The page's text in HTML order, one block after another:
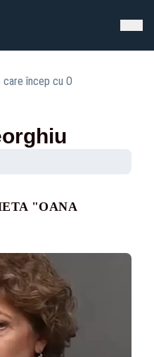
încep cu O
"OANA